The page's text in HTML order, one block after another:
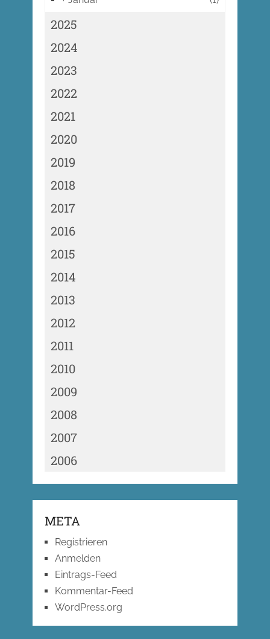
2025
2024
2023
2022
2021
2020
2019
2018
2017
2016
2015
2014
2013
2012
2011
2010
2009
2008
2007
2006
META
Registrieren
Anmelden
Eintrags-Feed
Kommentar-Feed
WordPress.org